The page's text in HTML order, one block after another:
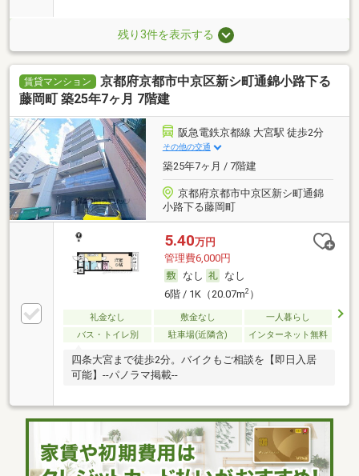
残り3件を表示する
賃貸マンション
京都府京都市中京区新シ町通錦小路下る
藤岡町 築25年7ヶ月 7階建
阪急電鉄京都線 大宮駅 徒歩2分
その他の交通
築25年7ヶ月 / 7階建
京都府京都市中京区新シ町通錦
小路下る藤岡町
5.40万円
管理費6,000円
なし
なし
6階 / 1K（20.07m2）
礼金なし 敷金なし
一人暮らし
バス・トイレ別
駐車場(近隣含) インターネット無料
四条大宮まで徒歩2分。バイクもご相談を【即日入居
可能】--パノラマ掲載--